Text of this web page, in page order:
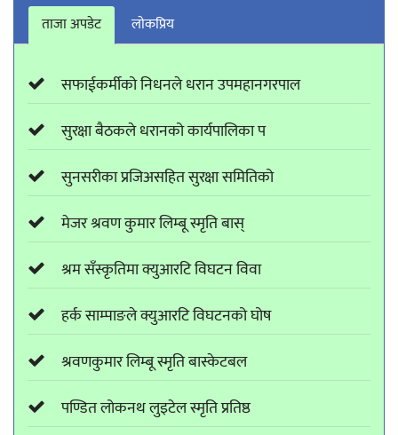
ताजा अपडेट लाेकप्रिय
सफाईकर्मीको निधनले धरान उपमहानगरपाल
सुरक्षा बैठकले धरानको कार्यपालिका प
सुनसरीका प्रजिअसहित सुरक्षा समितिको
मेजर श्रवण कुमार लिम्बू स्मृति बास्
श्रम सँस्कृतिमा क्युआरटि विघटन विवा
हर्क साम्पाङले क्युआरटि विघटनको घोष
श्रवणकुमार लिम्बू स्मृति बास्केटबल
पण्डित लोकनथ लुइटेल स्मृति प्रतिष्ठ